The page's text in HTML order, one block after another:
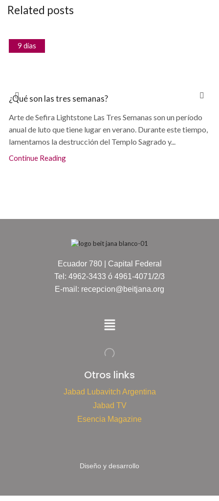
Related posts
9 días
¿Qué son las tres semanas?
Arte de Sefira Lightstone Las Tres Semanas son un período
anual de luto que tiene lugar en verano. Durante este tiempo,
lamentamos la destrucción del Templo Sagrado y...
Continue Reading
Ecuador 780 | Capital Federal
Tel: 4962-3433 ó 4961-4071/2/3
E-mail: recepcion@beitjana.org
Otros links
Jabad Lubavitch Argentina
Jabad TV
Esencia Magazine
Diseño y desarrollo